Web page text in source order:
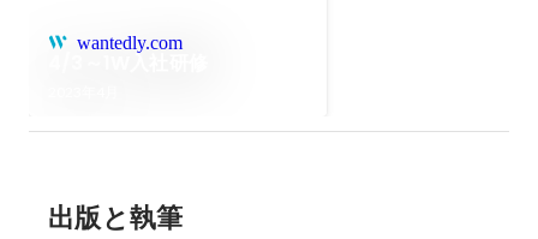
wantedly.com
出版と執筆